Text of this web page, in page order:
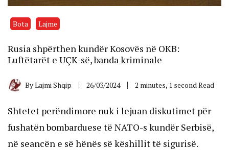
Bota Lajme
Rusia shpërthen kundër Kosovës në OKB:
Luftëtarët e UÇK-së, banda kriminale
ByLajmi Shqip 26/03/2024 2 minutes, 1 second Read
Shtetet perëndimore nuk i lejuan diskutimet për
fushatën bombarduese të NATO-s kundër Serbisë,
në seancën e së hënës së këshillit të sigurisë.